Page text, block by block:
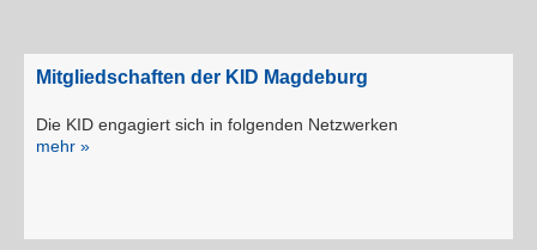
Mitgliedschaften der KID Magdeburg
Die KID engagiert sich in folgenden Netzwerken
mehr »